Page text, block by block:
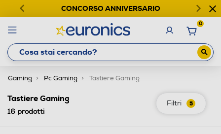
CONCORSO ANNIVERSARIO
0
Gaming Pc Gaming Tastiere Gaming
Filtri 5
Tastiere Gaming
16 prodotti